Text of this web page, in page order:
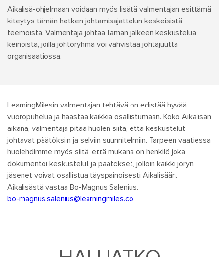
Aikalisä-ohjelmaan voidaan myös lisätä valmentajan esittämä
kiteytys tämän hetken johtamisajattelun keskeisistä
teemoista. Valmentaja johtaa tämän jälkeen keskustelua
keinoista, joilla johtoryhmä voi vahvistaa johtajuutta
organisaatiossa.
LearningMilesin valmentajan tehtävä on edistää hyvää
vuoropuhelua ja haastaa kaikkia osallistumaan. Koko Aikalisän
aikana, valmentaja pitää huolen siitä, että keskustelut
johtavat päätöksiin ja selviin suunnitelmiin. Tarpeen vaatiessa
huolehdimme myös siitä, että mukana on henkilö joka
dokumentoi keskustelut ja päätökset, jolloin kaikki joryn
jäsenet voivat osallistua täyspainoisesti Aikalisään.
Aikalisästä vastaa Bo-Magnus Salenius.
bo-magnus.salenius@learningmiles.co